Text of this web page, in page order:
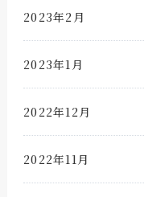
2023年2月
2023年1月
2022年12月
2022年11月